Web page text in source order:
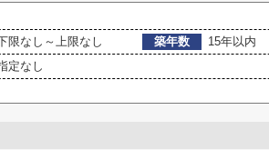
限なし～上限なし 築年数
15年以内
定なし